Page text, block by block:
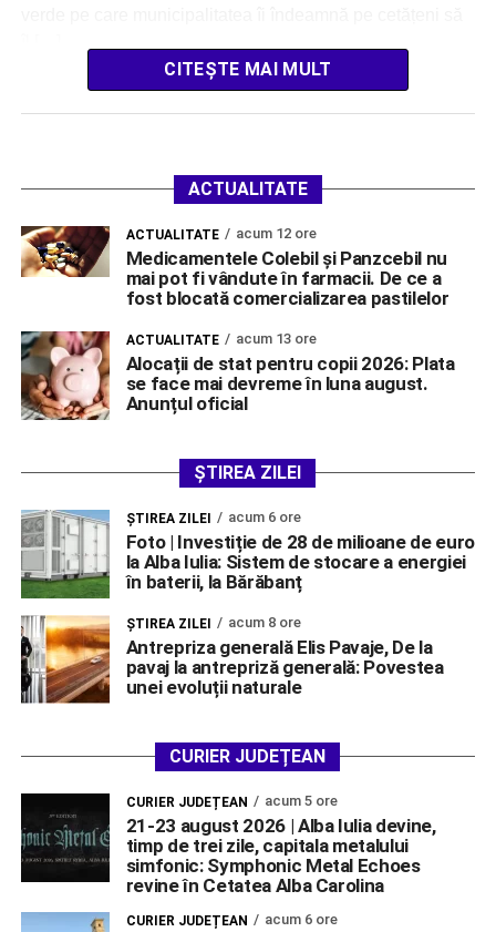
CITEȘTE MAI MULT
ACTUALITATE
ACTUALITATE acum 12 ore
Medicamentele Colebil și Panzcebil nu
mai pot fi vândute în farmacii. De ce a
fost blocată comercializarea pastilelor
ACTUALITATE acum 13 ore
Alocații de stat pentru copii 2026: Plata
se face mai devreme în luna august.
Anunțul oficial
ȘTIREA ZILEI
ŞTIREA ZILEI acum 6 ore
Foto | Investiție de 28 de milioane de euro
la Alba Iulia: Sistem de stocare a energiei
în baterii, la Bărăbanț
ŞTIREA ZILEI acum 8 ore
Antrepriza generală Elis Pavaje, De la
pavaj la antrepriză generală: Povestea
unei evoluții naturale
CURIER JUDEȚEAN
CURIER JUDEȚEAN acum 5 ore
21-23 august 2026 | Alba Iulia devine,
timp de trei zile, capitala metalului
simfonic: Symphonic Metal Echoes
revine în Cetatea Alba Carolina
CURIER JUDEȚEAN acum 6 ore